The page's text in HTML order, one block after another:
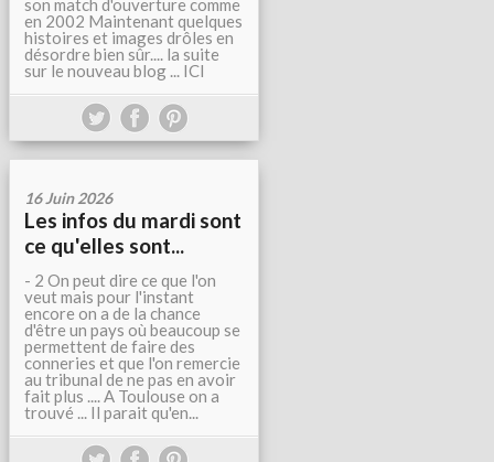
son match d'ouverture comme
en 2002 Maintenant quelques
histoires et images drôles en
désordre bien sûr.... la suite
sur le nouveau blog ... ICI
16 Juin 2026
Les infos du mardi sont
ce qu'elles sont...
- 2 On peut dire ce que l'on
veut mais pour l'instant
encore on a de la chance
d'être un pays où beaucoup se
permettent de faire des
conneries et que l'on remercie
au tribunal de ne pas en avoir
fait plus .... A Toulouse on a
trouvé ... Il parait qu'en...